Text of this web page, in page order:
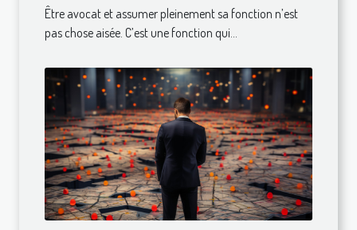
Être avocat et assumer pleinement sa fonction n’est
pas chose aisée. C’est une fonction qui...